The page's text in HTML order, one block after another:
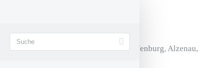
STADT AKTIVMagazin für Aschaffenburg, Alzenau,